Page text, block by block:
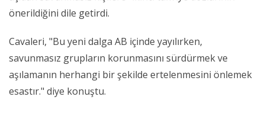
önerildiğini dile getirdi.
Cavaleri, "Bu yeni dalga AB içinde yayılırken,
savunmasız grupların korunmasını sürdürmek ve
aşılamanın herhangi bir şekilde ertelenmesini önlemek
esastır." diye konuştu.